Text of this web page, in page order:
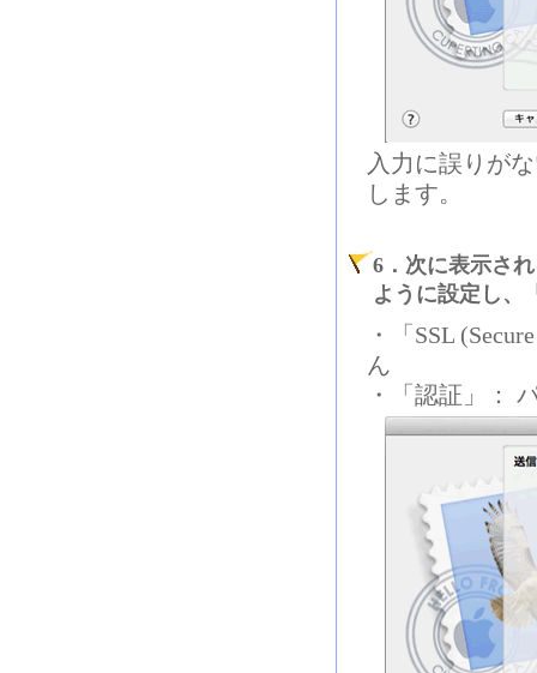
入力に誤りが
します。
6．次に表示さ
ように設定し、
・「SSL
ん
・「認証」：